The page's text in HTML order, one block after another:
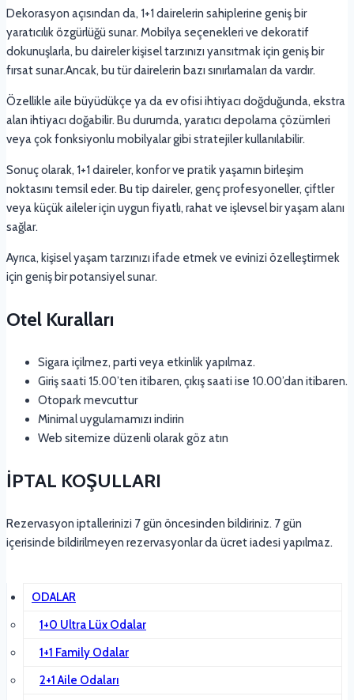
Dekorasyon açısından da, 1+1 dairelerin sahiplerine geniş bir
yaratıcılık özgürlüğü sunar. Mobilya seçenekleri ve dekoratif
dokunuşlarla, bu daireler kişisel tarzınızı yansıtmak için geniş bir
fırsat sunar.Ancak, bu tür dairelerin bazı sınırlamaları da vardır.
Özellikle aile büyüdükçe ya da ev ofisi ihtiyacı doğduğunda, ekstra
alan ihtiyacı doğabilir. Bu durumda, yaratıcı depolama çözümleri
veya çok fonksiyonlu mobilyalar gibi stratejiler kullanılabilir.
Sonuç olarak, 1+1 daireler, konfor ve pratik yaşamın birleşim
noktasını temsil eder. Bu tip daireler, genç profesyoneller, çiftler
veya küçük aileler için uygun fiyatlı, rahat ve işlevsel bir yaşam alanı
sağlar.
Ayrıca, kişisel yaşam tarzınızı ifade etmek ve evinizi özelleştirmek
için geniş bir potansiyel sunar.
Otel Kuralları
Sigara içilmez, parti veya etkinlik yapılmaz.
Giriş saati 15.00’ten itibaren, çıkış saati ise 10.00’dan itibaren.
Otopark mevcuttur
Minimal uygulamamızı indirin
Web sitemize düzenli olarak göz atın
İPTAL KOŞULLARI
Rezervasyon iptallerinizi 7 gün öncesinden bildiriniz. 7 gün
içerisinde bildirilmeyen rezervasyonlar da ücret iadesi yapılmaz.
ODALAR
1+0 Ultra Lüx Odalar
1+1 Family Odalar
2+1 Aile Odaları